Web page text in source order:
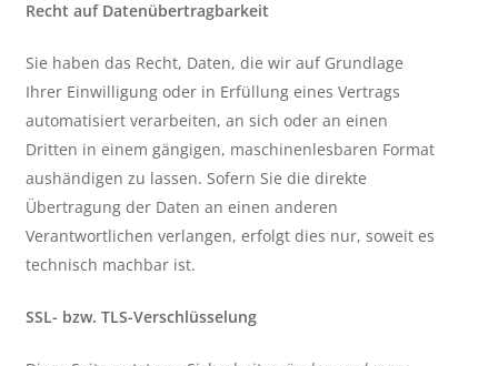
Recht auf Datenübertragbarkeit
Sie haben das Recht, Daten, die wir auf Grundlage
Ihrer Einwilligung oder in Erfüllung eines Vertrags
automatisiert verarbeiten, an sich oder an einen
Dritten in einem gängigen, maschinenlesbaren Format
aushändigen zu lassen. Sofern Sie die direkte
Übertragung der Daten an einen anderen
Verantwortlichen verlangen, erfolgt dies nur, soweit es
technisch machbar ist.
SSL- bzw. TLS-Verschlüsselung